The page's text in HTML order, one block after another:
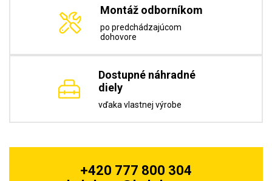
Montáž odborníkom
po predchádzajúcom
dohovore
Dostupné náhradné
diely
vďaka vlastnej výrobe
+420 777 800 304